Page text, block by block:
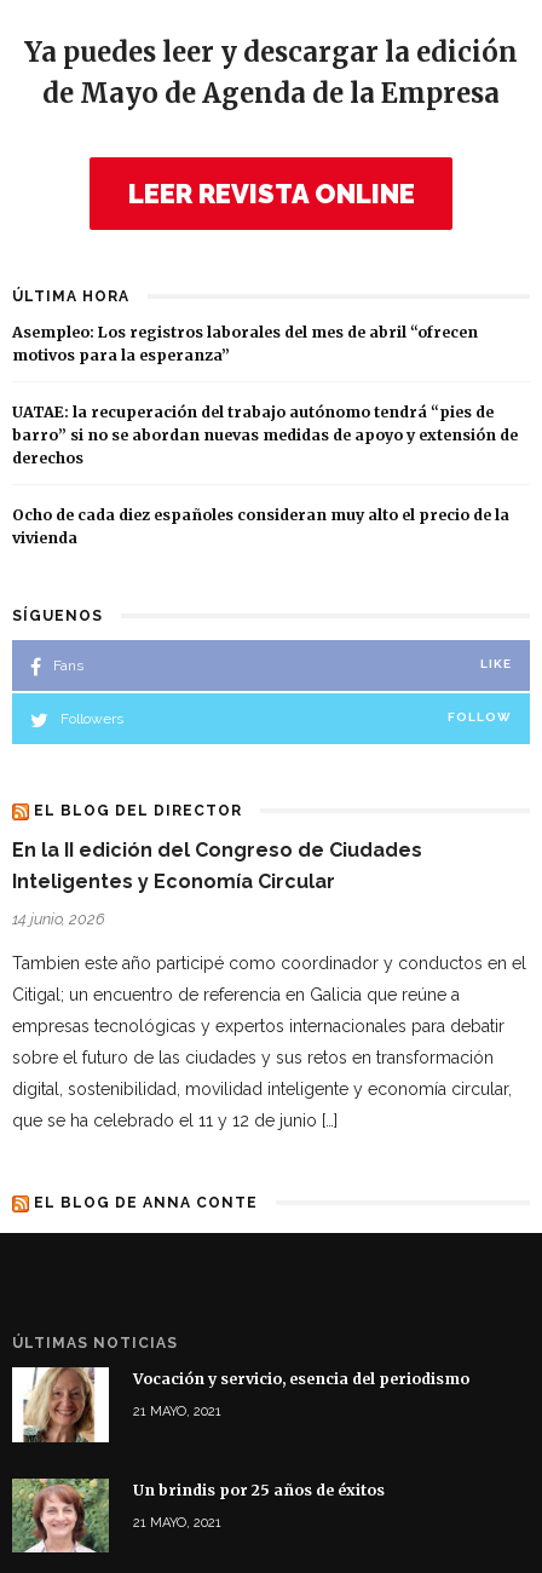
Ya puedes leer y descargar la edición
de Mayo de Agenda de la Empresa
LEER REVISTA ONLINE
ÚLTIMA HORA
Asempleo: Los registros laborales del mes de abril “ofrecen
motivos para la esperanza”
UATAE: la recuperación del trabajo autónomo tendrá “pies de
barro” si no se abordan nuevas medidas de apoyo y extensión de
derechos
Ocho de cada diez españoles consideran muy alto el precio de la
vivienda
SÍGUENOS
Fans LIKE
Followers FOLLOW
EL BLOG DEL DIRECTOR
En la II edición del Congreso de Ciudades
Inteligentes y Economía Circular
14 junio, 2026
Tambien este año participé como coordinador y conductos en el
Citigal; un encuentro de referencia en Galicia que reúne a
empresas tecnológicas y expertos internacionales para debatir
sobre el futuro de las ciudades y sus retos en transformación
digital, sostenibilidad, movilidad inteligente y economía circular,
que se ha celebrado el 11 y 12 de junio […]
EL BLOG DE ANNA CONTE
ÚLTIMAS NOTICIAS
Vocación y servicio, esencia del periodismo
21 MAYO, 2021
Un brindis por 25 años de éxitos
21 MAYO, 2021